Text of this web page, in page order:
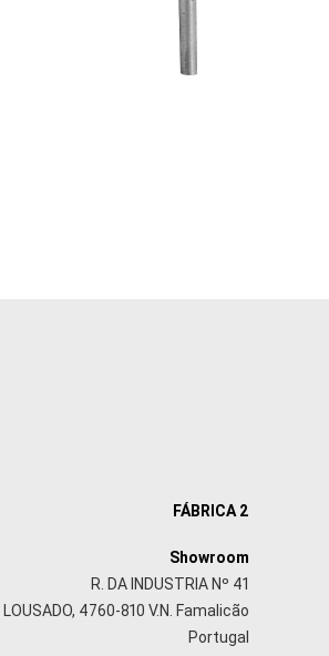
FÁBRICA 2
Showroom
R. DA INDUSTRIA Nº 41
LOUSADO, 4760-810 V.N. Famalicão
Portugal